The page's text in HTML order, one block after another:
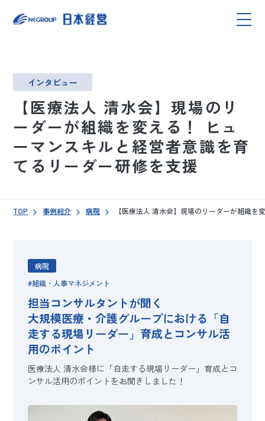
インタビュー
【医療法人 清水会】現場のリ
ーダーが組織を変える！ ヒュ
ーマンスキルと経営者意識を育
てるリーダー研修を支援
TOP 事例紹介 病院 【医療法人 清水会】現場のリーダーが組織
病院
組織・人事マネジメント
担当コンサルタントが聞く
大規模医療・介護グループにおける「自
走する現場リーダー」育成とコンサル活
用のポイント
医療法人 清水会様に「自走する現場リーダー」育成とコ
ンサル活用のポイントをお聞きしました！